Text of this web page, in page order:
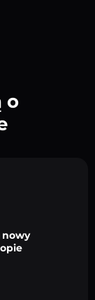
o
nowy